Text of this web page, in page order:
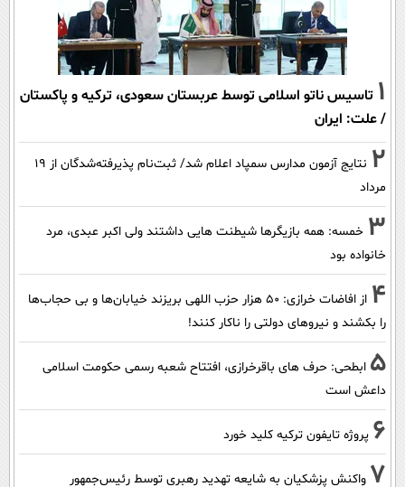
1 تاسیس ناتو اسلامی توسط عربستان سعودی، ترکیه و پاکستان
/ علت: ایران
2
نتایج آزمون مدارس سمپاد اعلام شد/ ثبت‌نام پذیرفته‌شدگان از ۱۹
مرداد
3 خمسه: همه بازیگرها شیطنت هایی داشتند ولی اکبر عبدی، مرد
خانواده بود
4
از افاضات خرازی: ۵۰ هزار حزب اللهی بریزند خیابان‌ها و بی حجاب‌ها
را بکشند و نیرو‌های دولتی را ناکار کنند!
5 ابطحی: حرف های باقرخرازی، افتتاح شعبه رسمی حکومت اسلامی
داعش است
6 پروژه تایفون ترکیه کلید خورد
7 واکنش پزشکیان به شایعه تهدید رهبری توسط رئیس‌جمهور